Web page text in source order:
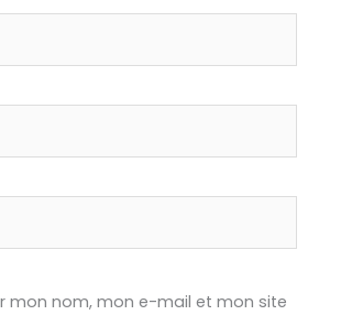
mon nom, mon e-mail et mon site